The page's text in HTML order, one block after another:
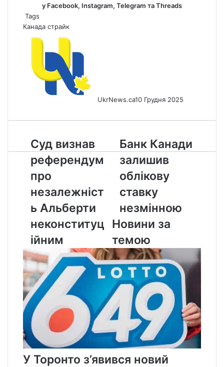
у Facebook, Instagram, Telegram таThreads
Tags
Канада страйк
UkrNews.ca10 Грудня 2025
Суд
визнав
референдум
про
незалежність
Альберти
неконституційним
Суд визнав
референдум
про
незалежніст
ь Альберти
неконституц
ійним
Банк
Канади
залишив
облікову
ставку
незмінною
Банк Канади
залишив
облікову
ставку
незмінною
Новини за
темою
У Торонто з’явився новий